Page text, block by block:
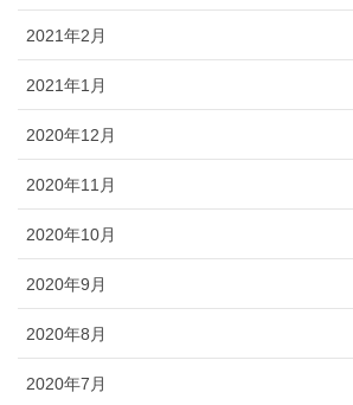
2021年2月
2021年1月
2020年12月
2020年11月
2020年10月
2020年9月
2020年8月
2020年7月